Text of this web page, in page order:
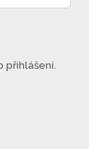
přihlášení.